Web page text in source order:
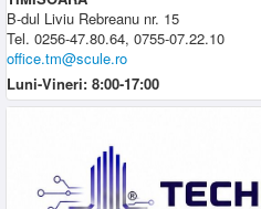
B-dul Liviu Rebreanu nr. 15
Tel. 0256-47.80.64, 0755-07.22.10
office.tm@scule.ro
Luni-Vineri: 8:00-17:00